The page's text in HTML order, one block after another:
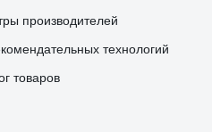
производителей
технологий
товаров